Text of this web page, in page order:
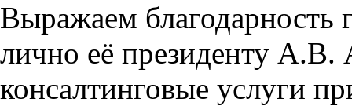
Выражаем
лично её президенту А.В.
консалтинговые услуги